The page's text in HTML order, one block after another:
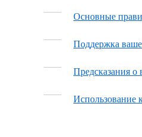
Основные
Поддержка
Предсказания о
Использование